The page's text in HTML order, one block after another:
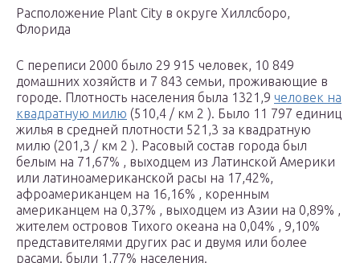
Расположение Plant City в округе Хиллсборо,
Флорида
С переписи 2000 было 29 915 человек, 10 849
домашних хозяйств и 7 843 семьи, проживающие в
городе. Плотность населения была 1321,9 человек на
квадратную милю (510,4 / км 2 ). Было 11 797 единиц
жилья в средней плотности 521,3 за квадратную
милю (201,3 / км 2 ). Расовый состав города был
белым на 71,67% , выходцем из Латинской Америки
или латиноамериканской расы на 17,42%,
афроамериканцем на 16,16% , коренным
американцем на 0,37% , выходцем из Азии на 0,89% ,
жителем островов Тихого океана на 0,04% , 9,10%
представителями других рас и двумя или более
расами. были 1,77% населения.